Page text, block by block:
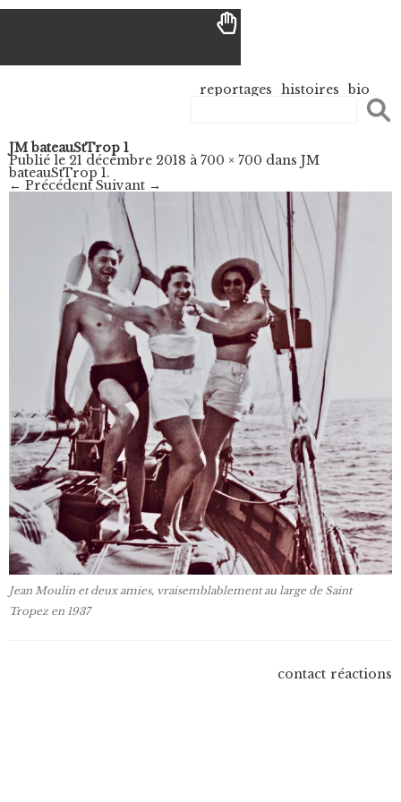
reportages histoires bio
JM bateauStTrop 1
Publié le 21 décembre 2018 à700 × 700 dans JM
bateauStTrop 1.
← Précédent Suivant →
Jean Moulin et deux amies, vraisemblablement au large de Saint
Tropez en 1937
contact réactions